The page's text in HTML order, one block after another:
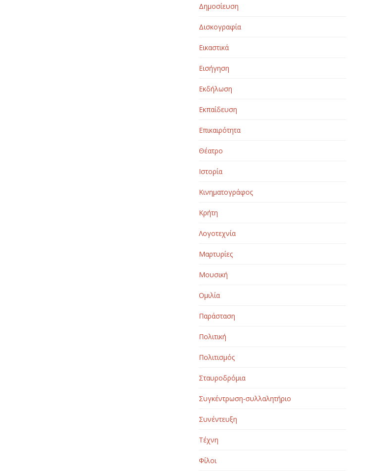
Δημοσίευση
Δισκογραφία
Εικαστικά
Εισήγηση
Εκδήλωση
Εκπαίδευση
Επικαιρότητα
Θέατρο
Ιστορία
Κινηματογράφος
Κρήτη
Λογοτεχνία
Μαρτυρίες
Μουσική
Ομιλία
Παράσταση
Πολιτική
Πολιτισμός
Σταυροδρόμια
Συγκέντρωση-συλλαλητήριο
Συνέντευξη
Τέχνη
Φίλοι